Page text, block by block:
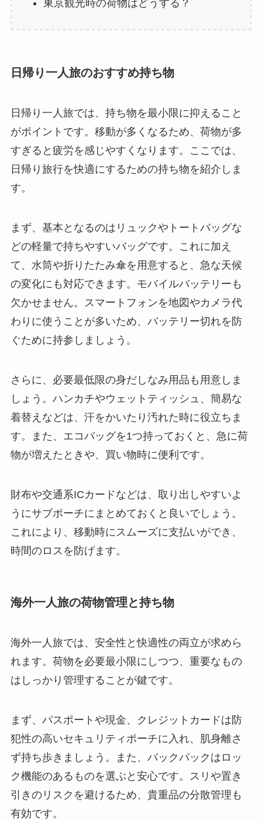
東京観光時の荷物はどうする？
日帰り一人旅のおすすめ持ち物
日帰り一人旅では、持ち物を最小限に抑えること
がポイントです。移動が多くなるため、荷物が多
すぎると疲労を感じやすくなります。ここでは、
日帰り旅行を快適にするための持ち物を紹介しま
す。
まず、基本となるのはリュックやトートバッグな
どの軽量で持ちやすいバッグです。これに加え
て、水筒や折りたたみ傘を用意すると、急な天候
の変化にも対応できます。モバイルバッテリーも
欠かせません。スマートフォンを地図やカメラ代
わりに使うことが多いため、バッテリー切れを防
ぐために持参しましょう。
さらに、必要最低限の身だしなみ用品も用意しま
しょう。ハンカチやウェットティッシュ、簡易な
着替えなどは、汗をかいたり汚れた時に役立ちま
す。また、エコバッグを1つ持っておくと、急に荷
物が増えたときや、買い物時に便利です。
財布や交通系ICカードなどは、取り出しやすいよ
うにサブポーチにまとめておくと良いでしょう。
これにより、移動時にスムーズに支払いができ、
時間のロスを防げます。
海外一人旅の荷物管理と持ち物
海外一人旅では、安全性と快適性の両立が求めら
れます。荷物を必要最小限にしつつ、重要なもの
はしっかり管理することが鍵です。
まず、パスポートや現金、クレジットカードは防
犯性の高いセキュリティポーチに入れ、肌身離さ
ず持ち歩きましょう。また、バックパックはロッ
ク機能のあるものを選ぶと安心です。スリや置き
引きのリスクを避けるため、貴重品の分散管理も
有効です。